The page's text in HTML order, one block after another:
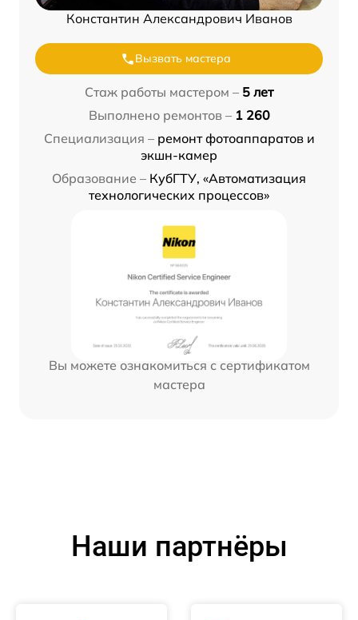
Константин Александрович Иванов
Вызвать мастера
Стаж работы мастером – 5 лет
Выполнено ремонтов – 1 260
Специализация – ремонт фотоаппаратов и
экшн-камер
Образование – КубГТУ, «Автоматизация
технологических процессов»
Вы можете ознакомиться с сертификатом
мастера
Наши партнёры